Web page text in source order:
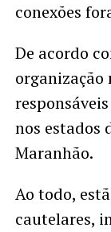
conexões
De acordo
nos estados
Maranhão.
Ao todo,
cautelares,